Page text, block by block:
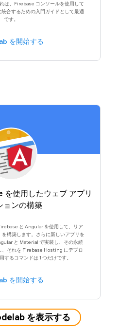
は、Firebase コンソールを使用して
合するための入門ガイドとして最適
です。
を開始する
使用したウェブ アプリ
ョンの構築
と Angular を使用して、リア
構築します。さらに新しいアプリを
と Material で実装し、その永続
それを Firebase Hosting にデプロ
するコマンドは 1 つだけです。
を開始する
を表示する